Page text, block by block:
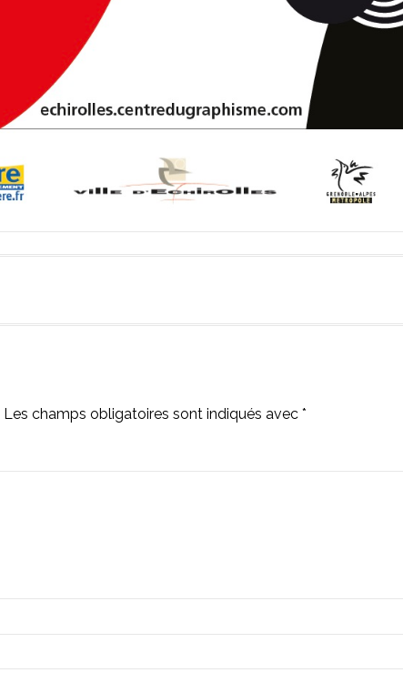
Les champs obligatoires sont indiqués avec *